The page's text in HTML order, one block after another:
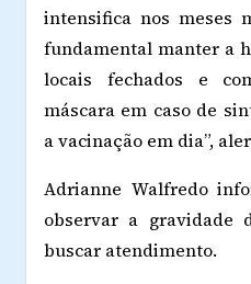
intensifica nos meses
fundamental manter a
locais fechados e
máscara em caso de
a vacinação em dia”,
Adrianne Walfredo
observar a gravidade
buscar atendimento.